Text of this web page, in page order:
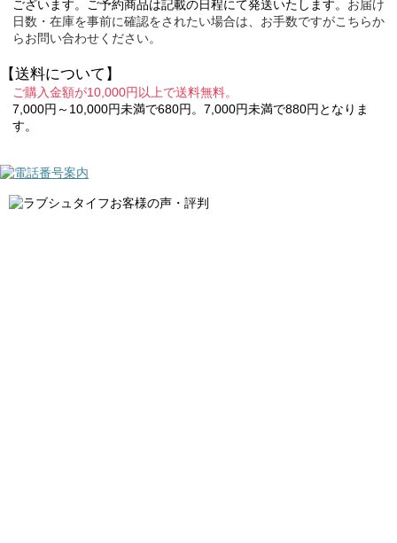
ございます。ご予約商品は記載の日程にて発送いたします。 お届け
日数・在庫を事前に確認をされたい場合は、お手数ですがこちらか
らお問い合わせください。
【送料について】
ご購入金額が10,000円以上で送料無料。
7,000円～10,000円未満で680円。7,000円未満で880円となりま
す。